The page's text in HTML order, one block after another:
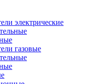
электрические
газовые